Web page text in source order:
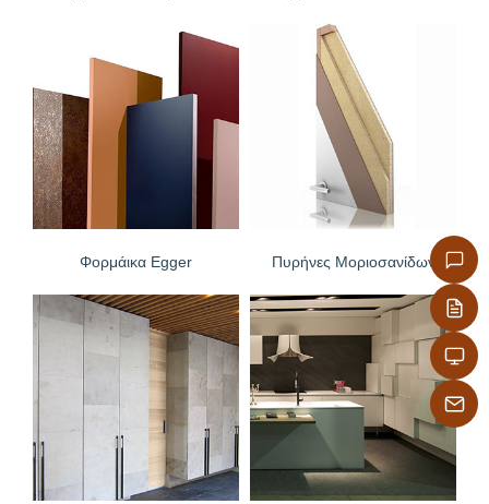
Φορμάικα Egger Πυρήνες Μοριοσανίδων